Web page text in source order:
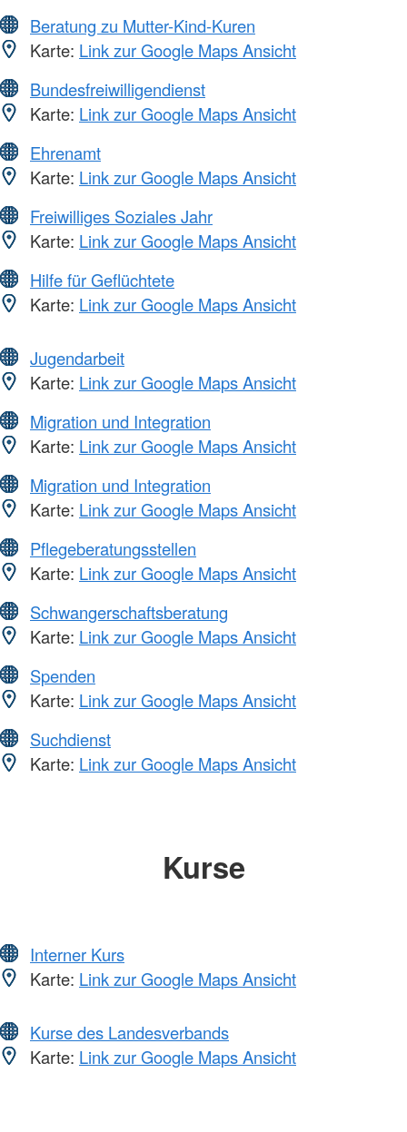
Beratung zu Mutter-Kind-Kuren
Karte: Link zur Google Maps Ansicht
Bundesfreiwilligendienst
Karte: Link zur Google Maps Ansicht
Ehrenamt
Karte: Link zur Google Maps Ansicht
Freiwilliges Soziales Jahr
Karte: Link zur Google Maps Ansicht
Hilfe für Geflüchtete
Karte: Link zur Google Maps Ansicht
Jugendarbeit
Karte: Link zur Google Maps Ansicht
Migration und Integration
Karte: Link zur Google Maps Ansicht
Migration und Integration
Karte: Link zur Google Maps Ansicht
Pflegeberatungsstellen
Karte: Link zur Google Maps Ansicht
Schwangerschaftsberatung
Karte: Link zur Google Maps Ansicht
Spenden
Karte: Link zur Google Maps Ansicht
Suchdienst
Karte: Link zur Google Maps Ansicht
Kurse
Interner Kurs
Karte: Link zur Google Maps Ansicht
Kurse des Landesverbands
Karte: Link zur Google Maps Ansicht